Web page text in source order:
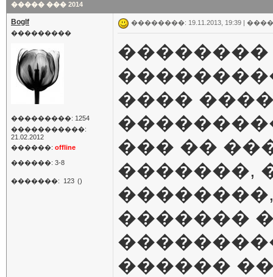
����� ��� 2014
Boglf
���������
���������: 1254
�����������:
21.02.2012
������: offline
������: 3-8
�������: 123 ()
��������: 19.11.2013, 19:39 |
����
��� ��
�������,
�������
������